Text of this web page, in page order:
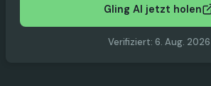
Gling AI jetzt holen
Verifiziert: 6. Aug. 2026